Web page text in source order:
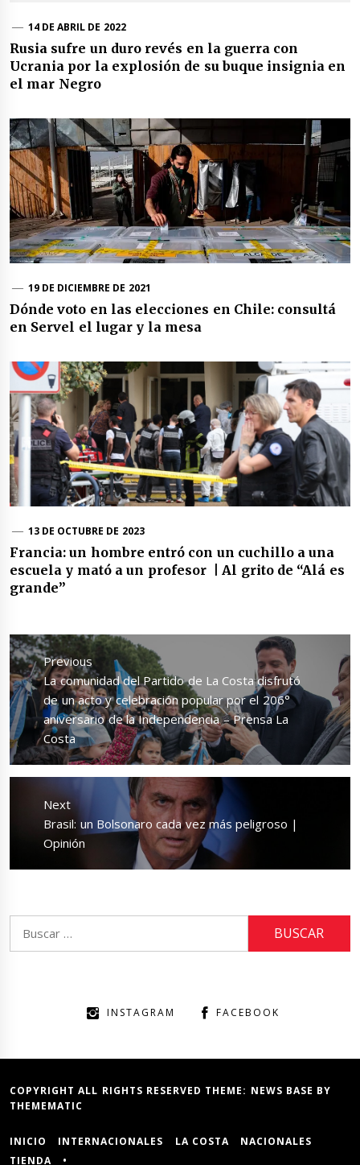
14 DE ABRIL DE 2022
Rusia sufre un duro revés en la guerra con
Ucrania por la explosión de su buque insignia en
el mar Negro
19 DE DICIEMBRE DE 2021
Dónde voto en las elecciones en Chile: consultá
en Servel el lugar y la mesa
13 DE OCTUBRE DE 2023
Francia: un hombre entró con un cuchillo a una
escuela y mató a un profesor | Al grito de “Alá es
grande”
Navegación
de
entradas
Previous
Previous
post:
La comunidad del Partido de La Costa disfrutó
de un acto y celebración popular por el 206°
aniversario de la Independencia – Prensa La
Costa
Next
Next
post:
Brasil: un Bolsonaro cada vez más peligroso |
Opinión
INSTAGRAM FACEBOOK
COPYRIGHT ALL RIGHTS RESERVED THEME: NEWS BASE BY
THEMEMATIC
INICIO INTERNACIONALES LA COSTA
NACIONALES
TIENDA
•